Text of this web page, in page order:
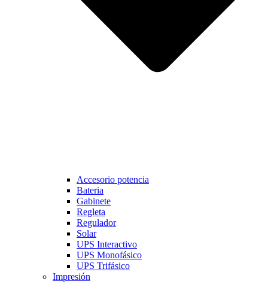
Accesorio potencia
Bateria
Gabinete
Regleta
Regulador
Solar
UPS Interactivo
UPS Monofásico
UPS Trifásico
Impresión